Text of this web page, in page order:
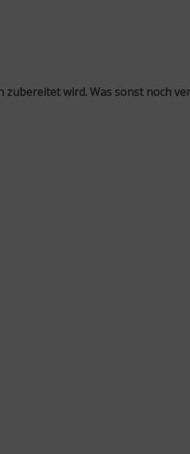
zubereitet wird. Was sonst noch